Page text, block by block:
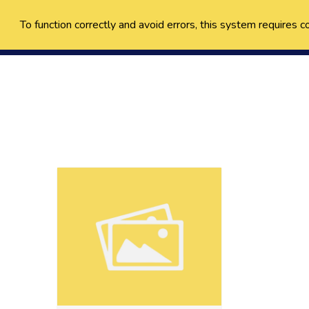
To function correctly and avoid errors, this system requires